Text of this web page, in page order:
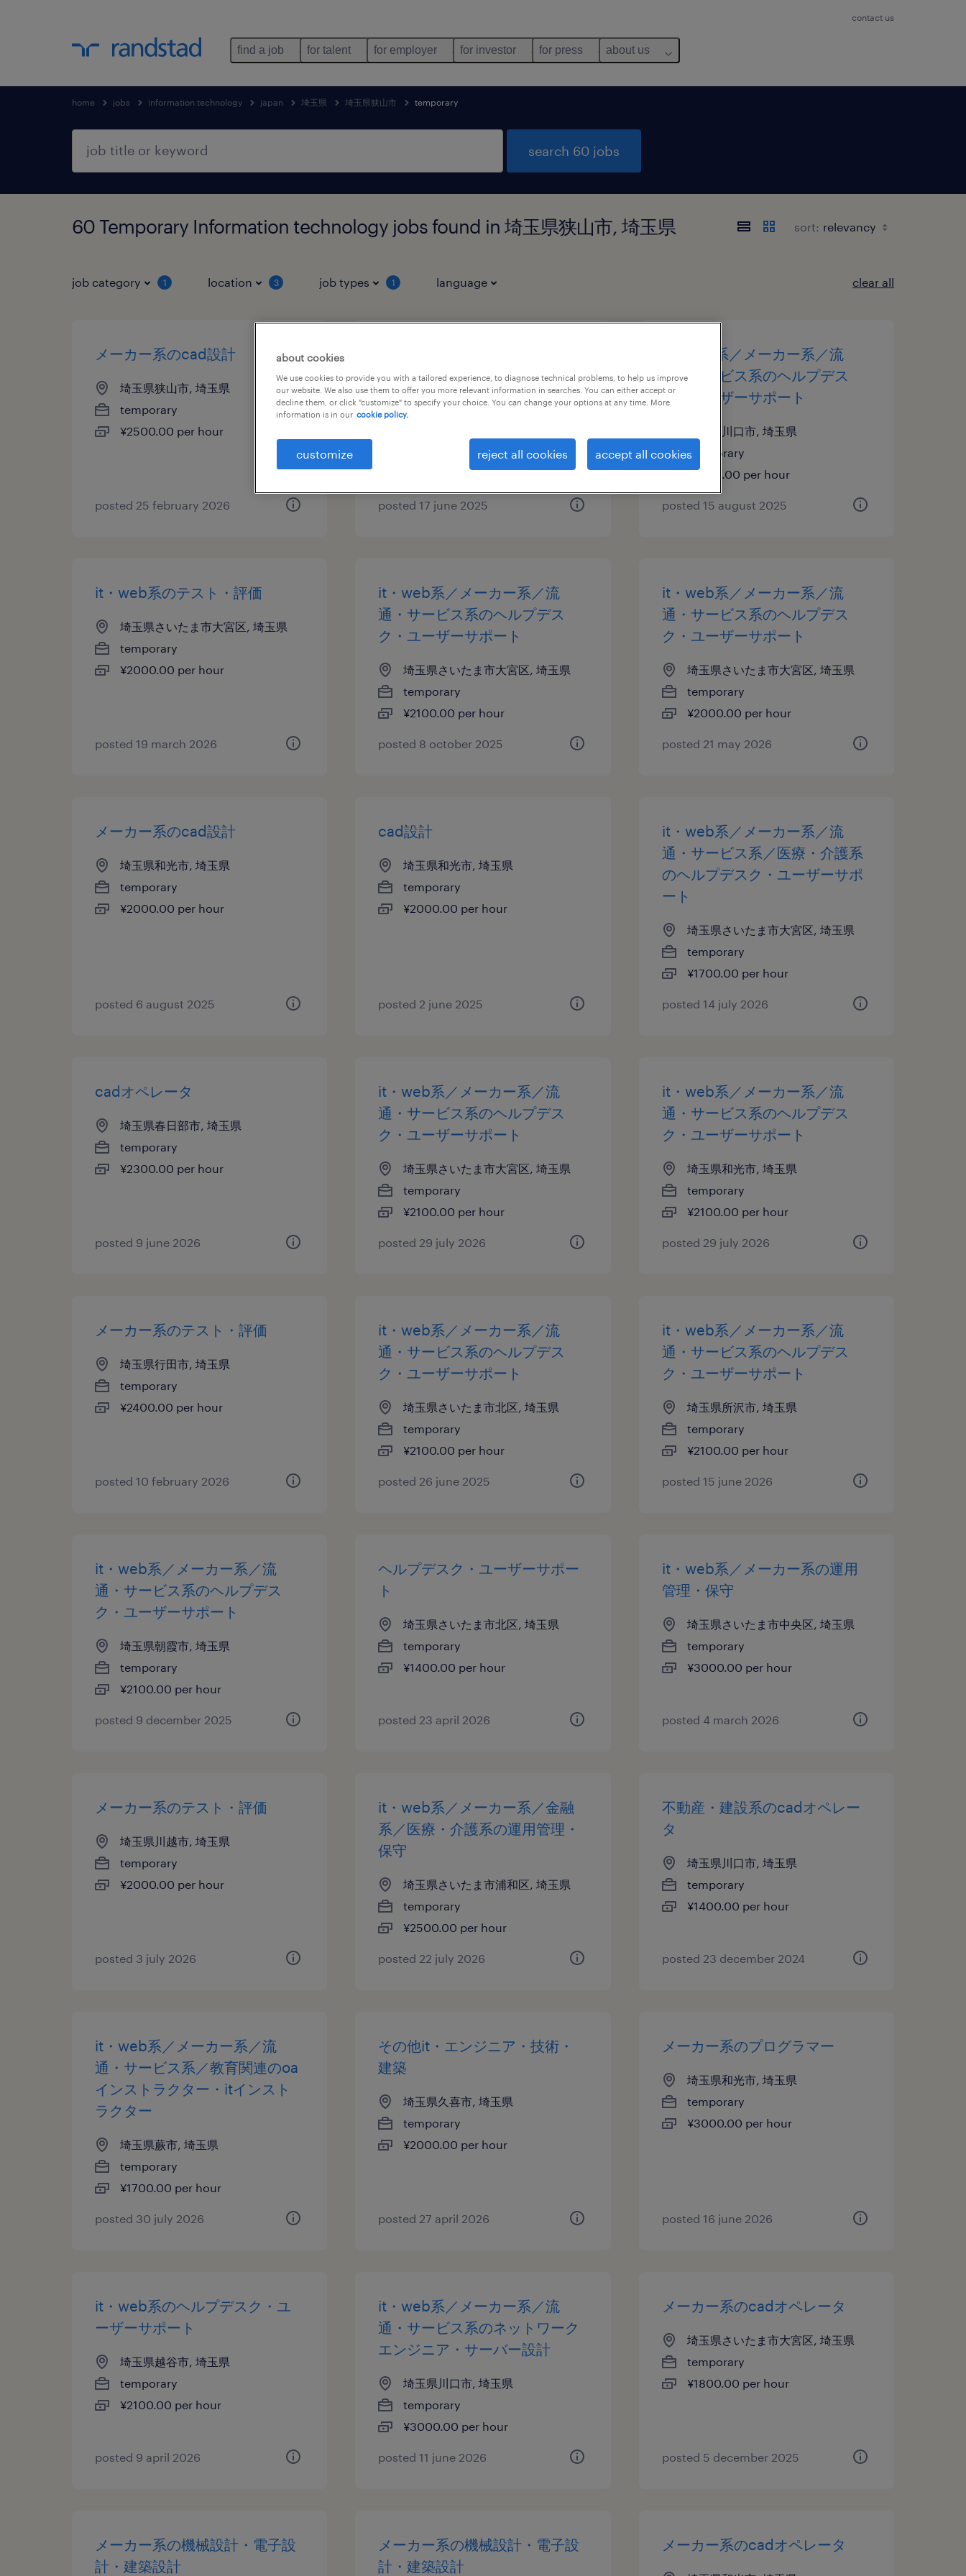
contact us
find a job for talent for employer for investor for press about us
home jobs information technology japan 埼玉県 埼玉県狭山市 temporary
search 60 jobs
60 Temporary Information technology jobs found in 埼玉県狭山市, 埼玉県 sort:
job category 1 location 3 job types 1 language clear all
メーカー系のcad設計
埼玉県狭山市, 埼玉県
temporary
¥2500.00 per hour
posted 25 february 2026
通・サービス系のテスト・評価
埼玉県さいたま市大宮区, 埼玉県
¥1900.00 per hour
posted 17 june 2025
it・web系／メーカー系／流
通・サービス系のヘルプデス
ク・ユーザーサポート
埼玉県川口市, 埼玉県
temporary
¥2200.00 per hour
posted 15 august 2025
it・web系のテスト・評価
埼玉県さいたま市大宮区, 埼玉県
temporary
¥2000.00 per hour
posted 19 march 2026
it・web系／メーカー系／流
通・サービス系のヘルプデス
ク・ユーザーサポート
埼玉県さいたま市大宮区, 埼玉県
temporary
¥2100.00 per hour
posted 8 october 2025
it・web系／メーカー系／流
通・サービス系のヘルプデス
ク・ユーザーサポート
埼玉県さいたま市大宮区, 埼玉県
temporary
¥2000.00 per hour
posted 21 may 2026
メーカー系のcad設計
埼玉県和光市, 埼玉県
temporary
¥2000.00 per hour
posted 6 august 2025
cad設計
埼玉県和光市, 埼玉県
temporary
¥2000.00 per hour
posted 2 june 2025
it・web系／メーカー系／流
通・サービス系／医療・介護系
のヘルプデスク・ユーザーサポ
ート
埼玉県さいたま市大宮区, 埼玉県
temporary
¥1700.00 per hour
posted 14 july 2026
cadオペレータ
埼玉県春日部市, 埼玉県
temporary
¥2300.00 per hour
posted 9 june 2026
it・web系／メーカー系／流
通・サービス系のヘルプデス
ク・ユーザーサポート
埼玉県さいたま市大宮区, 埼玉県
temporary
¥2100.00 per hour
posted 29 july 2026
it・web系／メーカー系／流
通・サービス系のヘルプデス
ク・ユーザーサポート
埼玉県和光市, 埼玉県
temporary
¥2100.00 per hour
posted 29 july 2026
メーカー系のテスト・評価
埼玉県行田市, 埼玉県
temporary
¥2400.00 per hour
posted 10 february 2026
it・web系／メーカー系／流
通・サービス系のヘルプデス
ク・ユーザーサポート
埼玉県さいたま市北区, 埼玉県
temporary
¥2100.00 per hour
posted 26 june 2025
it・web系／メーカー系／流
通・サービス系のヘルプデス
ク・ユーザーサポート
埼玉県所沢市, 埼玉県
temporary
¥2100.00 per hour
posted 15 june 2026
it・web系／メーカー系／流
通・サービス系のヘルプデス
ク・ユーザーサポート
埼玉県朝霞市, 埼玉県
temporary
¥2100.00 per hour
posted 9 december 2025
ヘルプデスク・ユーザーサポー
ト
埼玉県さいたま市北区, 埼玉県
temporary
¥1400.00 per hour
posted 23 april 2026
it・web系／メーカー系の運用
管理・保守
埼玉県さいたま市中央区, 埼玉県
temporary
¥3000.00 per hour
posted 4 march 2026
メーカー系のテスト・評価
埼玉県川越市, 埼玉県
temporary
¥2000.00 per hour
posted 3 july 2026
it・web系／メーカー系／金融
系／医療・介護系の運用管理・
保守
埼玉県さいたま市浦和区, 埼玉県
temporary
¥2500.00 per hour
posted 22 july 2026
不動産・建設系のcadオペレー
タ
埼玉県川口市, 埼玉県
temporary
¥1400.00 per hour
posted 23 december 2024
it・web系／メーカー系／流
通・サービス系／教育関連のoa
インストラクター・itインスト
ラクター
埼玉県蕨市, 埼玉県
temporary
¥1700.00 per hour
posted 30 july 2026
その他it・エンジニア・技術・
建築
埼玉県久喜市, 埼玉県
temporary
¥2000.00 per hour
posted 27 april 2026
メーカー系のプログラマー
埼玉県和光市, 埼玉県
temporary
¥3000.00 per hour
posted 16 june 2026
it・web系のヘルプデスク・ユ
ーザーサポート
埼玉県越谷市, 埼玉県
temporary
¥2100.00 per hour
posted 9 april 2026
it・web系／メーカー系／流
通・サービス系のネットワーク
エンジニア・サーバー設計
埼玉県川口市, 埼玉県
temporary
¥3000.00 per hour
posted 11 june 2026
メーカー系のcadオペレータ
埼玉県さいたま市大宮区, 埼玉県
temporary
¥1800.00 per hour
posted 5 december 2025
メーカー系の機械設計・電子設
計・建築設計
メーカー系の機械設計・電子設
計・建築設計
メーカー系のcadオペレータ
about cookies
We use cookies to provide you with a tailored experience, to diagnose technical problems, to help us improve
our website. We also use them to offer you more relevant information in searches. You can either accept or
decline them, or click "customize" to specify your choice. You can change your options at any time. More
information is in our cookie policy.
customize reject all cookies accept all cookies